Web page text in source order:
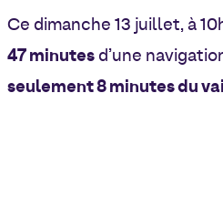
Ce dimanche 13 juillet, à
47 minutesd’une
seulement 8 minutes du